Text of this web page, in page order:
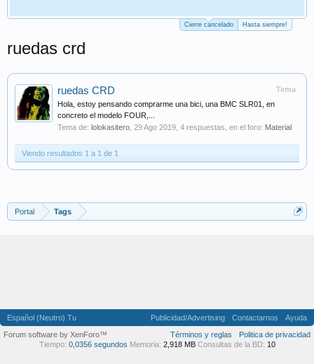
Cierre cancelado Hasta siempre!
ruedas crd
Tema
ruedas CRD
Hola, estoy pensando comprarme una bici, una BMC SLR01, en
concreto el modelo FOUR,...
Tema de: lolokasitero 29 Ago 2019 , 4 respuestas, en el foro: Material
Viendo resultados 1 a 1 de 1
Portal Tags
Español (Neutro) Tu Publicidad/Advertising Contactarnos
Ayuda
Términos y reglas
Politica de privacidad
Forum software by XenForo™
Tiempo: 0,0356 segundos Memoria: 2,918 MB Consultas de la BD: 10